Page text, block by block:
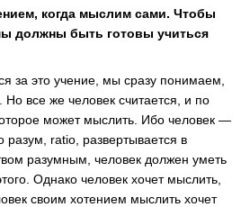
когда мыслим сами. Чтобы
должны быть готовы учиться
за это учение, мы сразу понимаем,
все же человек считается, и по
может мыслить. Ибо человек —
разум, ratio, развертывается в
разумным, человек должен уметь
Однако человек хочет мыслить,
своим хотением мыслить хочет